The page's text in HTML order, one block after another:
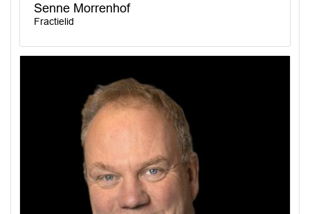
Senne Morrenhof
Fractielid